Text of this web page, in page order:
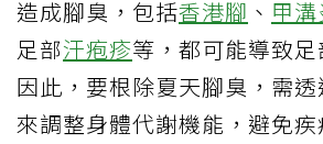
造成腳臭，包括香港腳 、 甲溝
足部汗疱疹等，都可能導致足
因此，要根除夏天腳臭，需
來調整身體代謝機能，避免